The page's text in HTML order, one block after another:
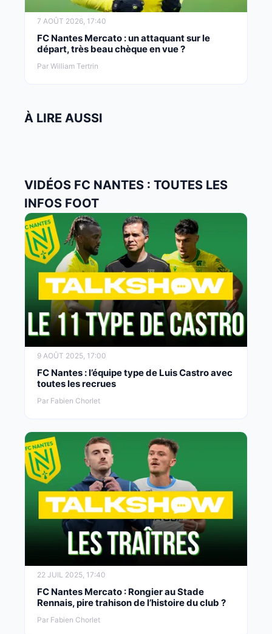
7 AOÛT 2026, 17:40
FC Nantes Mercato : un attaquant sur le
départ, très beau chèque en vue ?
Par William Tertrin
À LIRE AUSSI
VIDÉOS FC NANTES : TOUTES LES
INFOS FOOT
9 AOÛT 2025, 17:00
FC Nantes : l’équipe type de Luis Castro avec
toutes les recrues
Par Fabien Chorlet
22 JUIL 2025, 17:40
FC Nantes Mercato : Rongier au Stade
Rennais, pire trahison de l’histoire du club ?
Par Fabien Chorlet